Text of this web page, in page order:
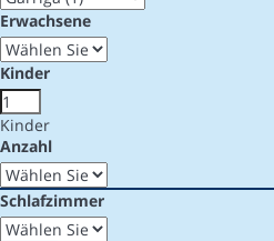
Erwachsene
Kinder
Kinder
Anzahl
Schlafzimmer